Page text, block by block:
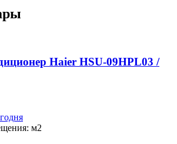
Haier HSU-09HPL03 /
м2